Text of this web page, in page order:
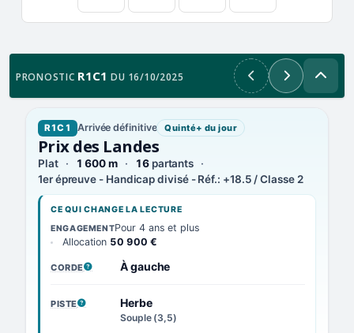
PRONOSTIC R1C1 DU 16/10/2025 PrécédentSuivant
R1C1 Arrivée définitive Quinté+ du jour
Prix des Landes
Plat 1 600 m 16partants
1er épreuve - Handicap divisé - Réf.: +18.5 / Classe 2
CE QUI CHANGE LA LECTURE
ENGAGEMENTPour 4 ans et plus
Allocation 50 900 €
CORDE
, VOIR LA DÉFINITION
À gauche
PISTE
, VOIR LA DÉFINITION
Herbe
Souple (3,5)